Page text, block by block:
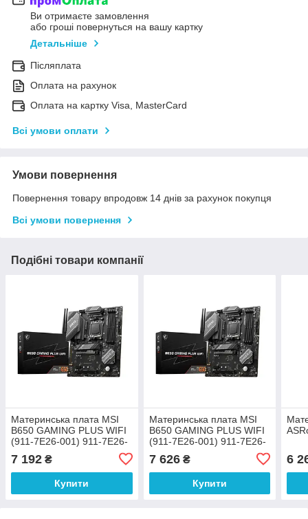
Ви отримаєте замовлення
або гроші повернуться на вашу картку
Детальніше
Післяплата
Оплата на рахунок
Оплата на картку Visa, MasterCard
Всі умови оплати
Умови повернення
Повернення товару впродовж 14 днів за рахунок покупця
Всі умови повернення
Подібні товари компанії
Материнська плата MSI
B650 GAMING PLUS WIFI
(911-7E26-001) 911-7E26-
7 192 ₴
Купити
Материнська плата MSI
B650 GAMING PLUS WIFI
(911-7E26-001) 911-7E26-
7 626₴
Купити
6